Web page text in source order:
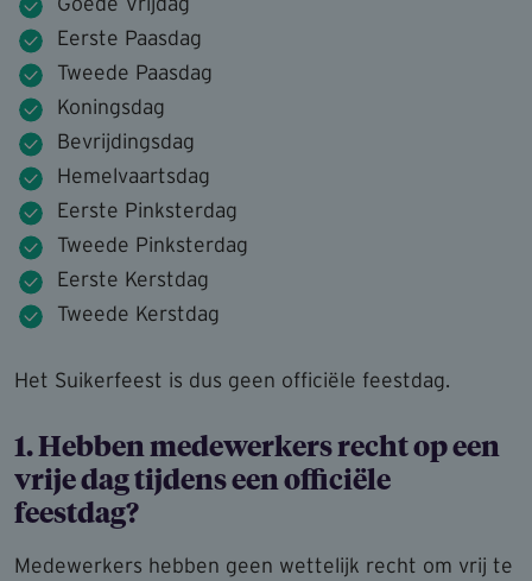
Eerste Paasdag
Tweede Paasdag
Koningsdag
Bevrijdingsdag
Hemelvaartsdag
Eerste Pinksterdag
Tweede Pinksterdag
Eerste Kerstdag
Tweede Kerstdag
Het Suikerfeest is dus geen officiële feestdag.
1. Hebben medewerkers recht op een
vrije dag tijdens een officiële
feestdag?
Medewerkers hebben geen wettelijk recht om vrij te